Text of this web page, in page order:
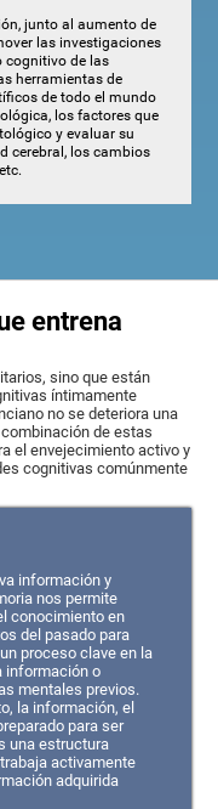
junto al aumento de
las investigaciones
cognitivo de las
herramientas de
de todo el mundo
los factores que
y evaluar su
cerebral, los cambios
entrena
sino que están
íntimamente
no se deteriora una
de estas
el envejecimiento activo y
cognitivas comúnmente
información y
nos permite
conocimiento en
del pasado para
proceso clave en la
información o
mentales previos.
la información, el
para ser
una estructura
activamente
adquirida